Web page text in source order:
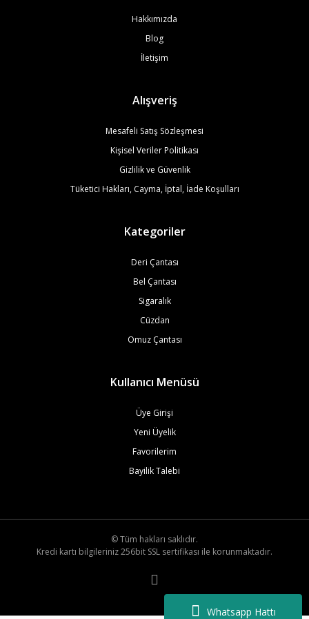
Whatsapp Hattı
Hakkımızda
Blog
İletişim
Alışveriş
Mesafeli Satış Sözleşmesi
Kişisel Veriler Politikası
Gizlilik ve Güvenlik
Tüketici Hakları, Cayma, İptal, İade Koşulları
Kategoriler
Deri Çantası
Bel Çantası
Sigaralık
Cüzdan
Omuz Çantası
Kullanıcı Menüsü
Üye Girişi
Yeni Üyelik
Favorilerim
Bayilik Talebi
© Tüm hakları saklıdır.
Kredi kartı bilgileriniz 256bit SSL sertifikası ile korunmaktadır.